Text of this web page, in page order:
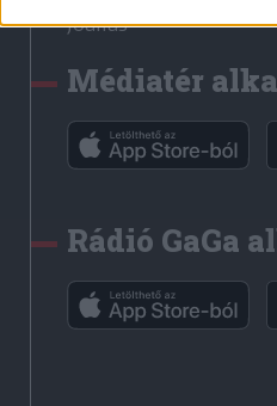
Jóállás
Médiatér
Rádió GaGa